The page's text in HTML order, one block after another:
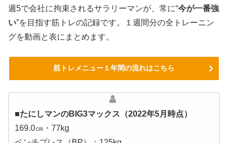
週5で会社に拘束されるサラリーマンが、常に“今が一番強
い”を目指す筋トレの記録です。１週間分の全トレーニン
グを動画と表にまとめます。
筋トレメニュー１年間の流れはこちら
■たにしマンのBIG3マックス（2022年5月時点）
169.0㎝・77kg